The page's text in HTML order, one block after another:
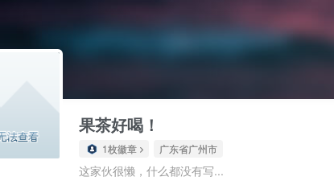
果茶好喝！
1枚徽章 广东省广州市
这家伙很懒，什么都没有写...